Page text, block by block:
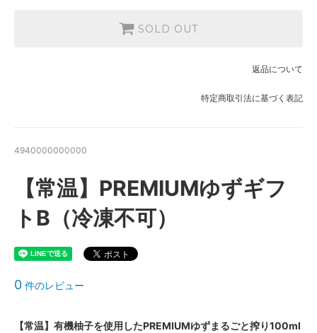
SOLD OUT
返品について
特定商取引法に基づく表記
4940000000000
【常温】PREMIUMゆずギフ
トB（冷凍不可）
0 件のレビュー
【常温】有機柚子を使用したPREMIUMゆずまるごと搾り100ml